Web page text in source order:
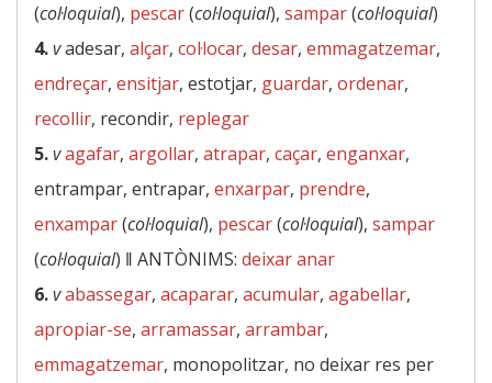
(col·loquial), pescar(col·loquial), sampar(col·loquial)
4.vadesar, alçar, col·locar, desar, emmagatzemar,
endreçar, ensitjar, estotjar, guardar, ordenar,
recollir, recondir, replegar
5.vagafar, argollar, atrapar, caçar, enganxar,
entrampar, entrapar, enxarpar, prendre,
enxampar(col·loquial), pescar(col·loquial), sampar
(col·loquial) ‖ ANTÒNIMS: deixar anar
6.vabassegar, acaparar, acumular, agabellar,
apropiar-se, arramassar, arrambar,
emmagatzemar, monopolitzar, no deixar res per